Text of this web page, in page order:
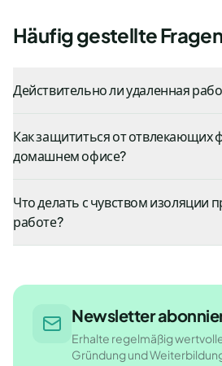
Häufig gestellte Fragen
Действительно ли удаленная
Как защититься от отвлекающих
домашнем офисе?
Что делать с чувством изоляции
работе?
Newsletter
Erhalte regelmäßig
Gründung und